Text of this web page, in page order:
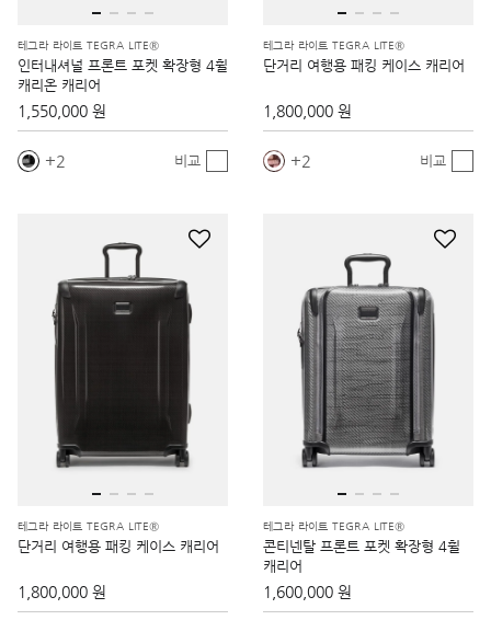
테그라 라이트 TEGRA LITE®
인터내셔널 프론트 포켓 확장형 4휠
캐리온 캐리어
1,550,000 원
2 비교
테그라 라이트 TEGRA LITE®
단거리 여행용 패킹 케이스 캐리어
1,800,000 원
2 비교
테그라 라이트 TEGRA LITE®
단거리 여행용 패킹 케이스 캐리어
1,800,000 원
테그라 라이트 TEGRA LITE®
콘티넨탈 프론트 포켓 확장형 4휠
캐리어
1,600,000 원